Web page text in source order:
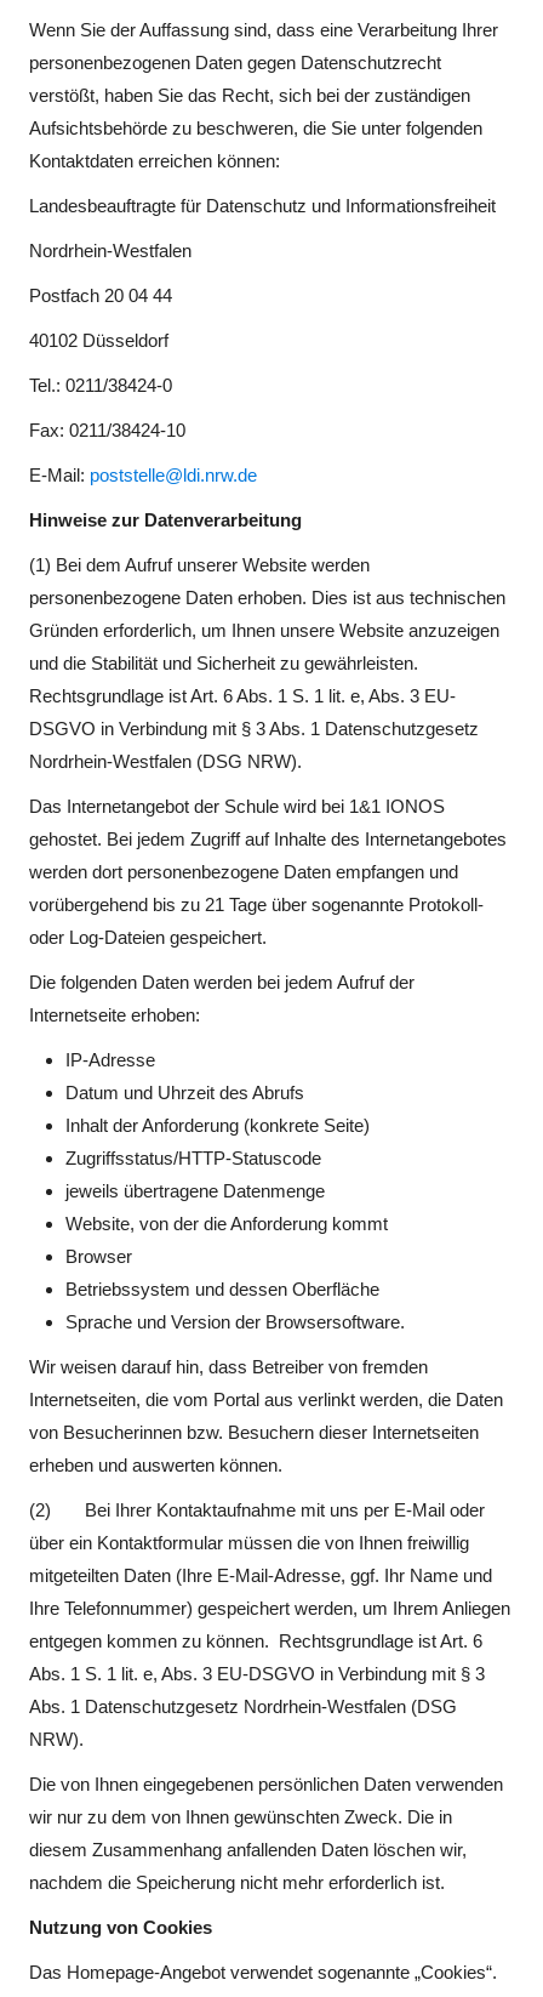
Wenn Sie der Auffassung sind, dass eine Verarbeitung Ihrer
personenbezogenen Daten gegen Datenschutzrecht
verstößt, haben Sie das Recht, sich bei der zuständigen
Aufsichtsbehörde zu beschweren, die Sie unter folgenden
Kontaktdaten erreichen können:
Landesbeauftragte für Datenschutz und Informationsfreiheit
Nordrhein-Westfalen
Postfach 20 04 44
40102 Düsseldorf
Tel.: 0211/38424-0
Fax: 0211/38424-10
E-Mail: poststelle@ldi.nrw.de
Hinweise zur Datenverarbeitung
(1) Bei dem Aufruf unserer Website werden
personenbezogene Daten erhoben. Dies ist aus technischen
Gründen erforderlich, um Ihnen unsere Website anzuzeigen
und die Stabilität und Sicherheit zu gewährleisten.
Rechtsgrundlage ist Art. 6 Abs. 1 S. 1 lit. e, Abs. 3 EU-
DSGVO in Verbindung mit § 3 Abs. 1 Datenschutzgesetz
Nordrhein-Westfalen (DSG NRW).
Das Internetangebot der Schule wird bei 1&1 IONOS
gehostet. Bei jedem Zugriff auf Inhalte des Internetangebotes
werden dort personenbezogene Daten empfangen und
vorübergehend bis zu 21 Tage über sogenannte Protokoll-
oder Log-Dateien gespeichert.
Die folgenden Daten werden bei jedem Aufruf der
Internetseite erhoben:
IP-Adresse
Datum und Uhrzeit des Abrufs
Inhalt der Anforderung (konkrete Seite)
Zugriffsstatus/HTTP-Statuscode
jeweils übertragene Datenmenge
Website, von der die Anforderung kommt
Browser
Betriebssystem und dessen Oberfläche
Sprache und Version der Browsersoftware.
Wir weisen darauf hin, dass Betreiber von fremden
Internetseiten, die vom Portal aus verlinkt werden, die Daten
von Besucherinnen bzw. Besuchern dieser Internetseiten
erheben und auswerten können.
(2) Bei Ihrer Kontaktaufnahme mit uns per E-Mail oder
über ein Kontaktformular müssen die von Ihnen freiwillig
mitgeteilten Daten (Ihre E-Mail-Adresse, ggf. Ihr Name und
Ihre Telefonnummer) gespeichert werden, um Ihrem Anliegen
entgegen kommen zu können. Rechtsgrundlage ist Art. 6
Abs. 1 S. 1 lit. e, Abs. 3 EU-DSGVO in Verbindung mit § 3
Abs. 1 Datenschutzgesetz Nordrhein-Westfalen (DSG
NRW).
Die von Ihnen eingegebenen persönlichen Daten verwenden
wir nur zu dem von Ihnen gewünschten Zweck. Die in
diesem Zusammenhang anfallenden Daten löschen wir,
nachdem die Speicherung nicht mehr erforderlich ist.
Nutzung von Cookies
Das Homepage-Angebot verwendet sogenannte „Cookies“.